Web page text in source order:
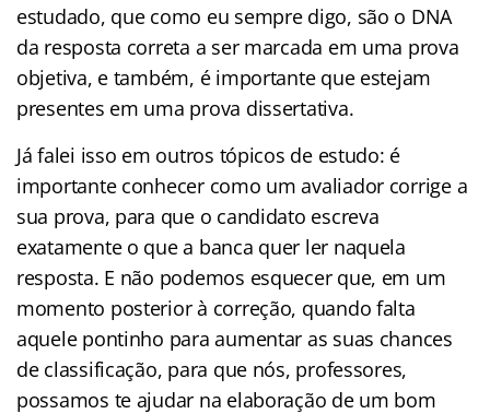
estudado, que como eu sempre digo, são o DNA
da resposta correta a ser marcada em uma prova
objetiva, e também, é importante que estejam
presentes em uma prova dissertativa.
Já falei isso em outros tópicos de estudo: é
importante conhecer como um avaliador corrige a
sua prova, para que o candidato escreva
exatamente o que a banca quer ler naquela
resposta. E não podemos esquecer que, em um
momento posterior à correção, quando falta
aquele pontinho para aumentar as suas chances
de classificação, para que nós, professores,
possamos te ajudar na elaboração de um bom